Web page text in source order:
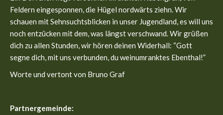
new
window
new
window
Feldern eingesponnen, die Hügel nordwärts ziehn. Wir
schauen mit Sehnsuchtsblicken in unser Jugendland, es will uns
noch entzücken mit dem, was längst verschwand. Wir grüßen
dich zu allen Stunden, wir hören deinen Widerhall: “Gott
segne dich, mit uns verbunden, du weinumranktes Ebenthal!”
Worte und vertont von Bruno Graf
Partnergemeinde: